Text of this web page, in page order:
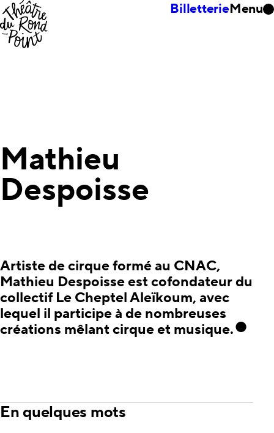
BilletterieMenu
Mathieu
Despoisse
Artiste de cirque formé au CNAC,
Mathieu Despoisse est cofondateur du
collectif Le Cheptel Aleïkoum, avec
lequel il participe à de nombreuses
créations mêlant cirque et musique.
En quelques mots